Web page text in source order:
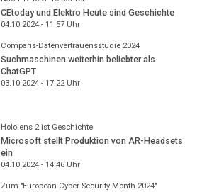
CEtoday und Elektro Heute sind Geschichte
04.10.2024 - 11:57Uhr
Comparis-Datenvertrauensstudie 2024
Suchmaschinen weiterhin beliebter als
ChatGPT
03.10.2024 - 17:22Uhr
Hololens 2 ist Geschichte
Microsoft stellt Produktion von AR-Headsets
ein
04.10.2024 - 14:46Uhr
Zum "European Cyber Security Month 2024"